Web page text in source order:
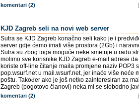
komentari (2)
KJD Zagreb seli na novi web server
Sutra se KJD Zagreb konačno seli kako je i
server gdje ćemo imati više prostora (2Gb) i
Sutra su zbog toga moguće neke smetnje u radu
molimo sve korisnike KJD Zagreb e-mail adrese
koriste off-line čitanje maila promjene naziv POP3
pop.wsurf.net u mail.wsurf.net, jer inaće više neće
poštu. Također ako je još netko zainteresiran za
Zagreb (pogotovo članovi) neka mi se slobodno
komentari (2)